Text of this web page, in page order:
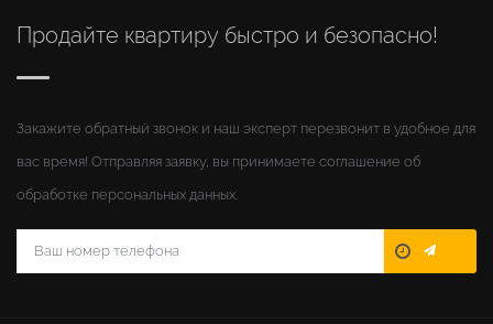
Продайте квартиру быстро и безопасно!
Закажите обратный звонок и наш эксперт перезвонит в удобное для
вас время! Отправляя заявку, вы принимаете соглашение об
обработке персональных данных.